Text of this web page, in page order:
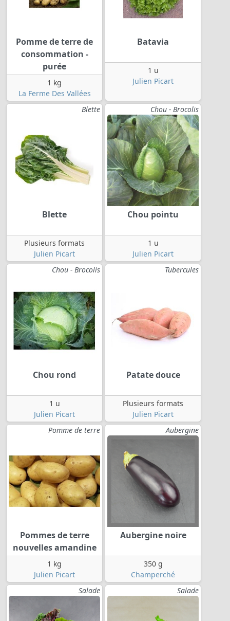
Pomme de terre de
consommation -
purée
1 kg
La Ferme Des Vallées
Batavia
1 u
Julien Picart
Blette
Blette
Plusieurs formats
Julien Picart
Chou - Brocolis
Chou pointu
1 u
Julien Picart
Chou - Brocolis
Chou rond
1 u
Julien Picart
Tubercules
Patate douce
Plusieurs formats
Julien Picart
Pomme de terre
Pommes de terre
nouvelles amandine
1 kg
Julien Picart
Aubergine
Aubergine noire
350 g
Champerché
Salade
Salade